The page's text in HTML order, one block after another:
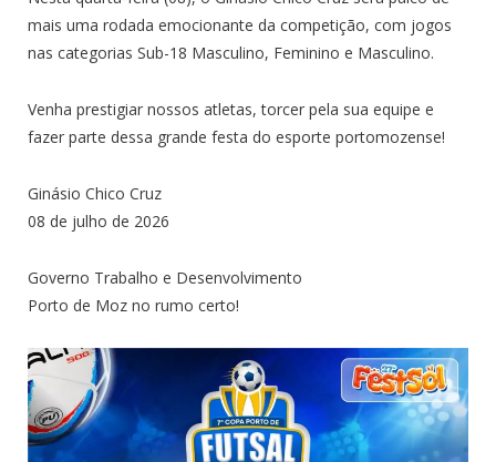
mais uma rodada emocionante da competição, com jogos
nas categorias Sub-18 Masculino, Feminino e Masculino.
Venha prestigiar nossos atletas, torcer pela sua equipe e
fazer parte dessa grande festa do esporte portomozense!
Ginásio Chico Cruz
08 de julho de 2026
Governo Trabalho e Desenvolvimento
Porto de Moz no rumo certo!